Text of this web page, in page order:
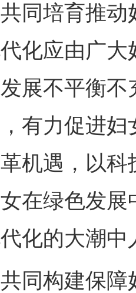
培育推动
化应由广
展不平衡
有力促进
机遇，以
在绿色发
化的大潮
构建保障